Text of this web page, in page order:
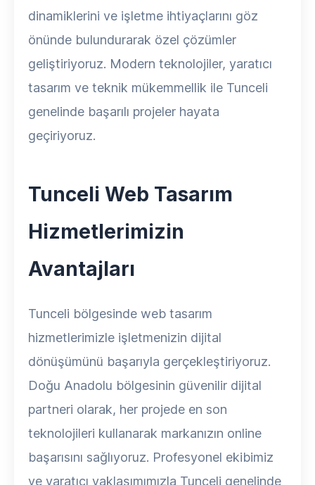
dinamiklerini ve işletme ihtiyaçlarını göz
önünde bulundurarak özel çözümler
geliştiriyoruz. Modern teknolojiler, yaratıcı
tasarım ve teknik mükemmellik ile Tunceli
genelinde başarılı projeler hayata
geçiriyoruz.
Tunceli Web Tasarım
Hizmetlerimizin
Avantajları
Tunceli bölgesinde web tasarım
hizmetlerimizle işletmenizin dijital
dönüşümünü başarıyla gerçekleştiriyoruz.
Doğu Anadolu bölgesinin güvenilir dijital
partneri olarak, her projede en son
teknolojileri kullanarak markanızın online
başarısını sağlıyoruz. Profesyonel ekibimiz
ve yaratıcı yaklaşımımızla Tunceli genelinde